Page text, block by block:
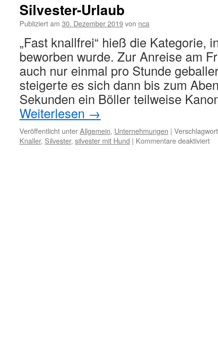
Silvester-Urlaub
Publiziert am 30. Dezember 2019von nca
„Fast knallfrei“ hieß die Kategorie,
beworben wurde. Zur Anreise am
auch nur einmal pro Stunde
steigerte es sich dann bis zum
Sekunden ein Böller teilweise
Weiterlesen →
Veröffentlicht unterAllgemein, Unternehmungen |
Knaller, Silvester, silvester mit Hund | Kommentare deaktiviertfür